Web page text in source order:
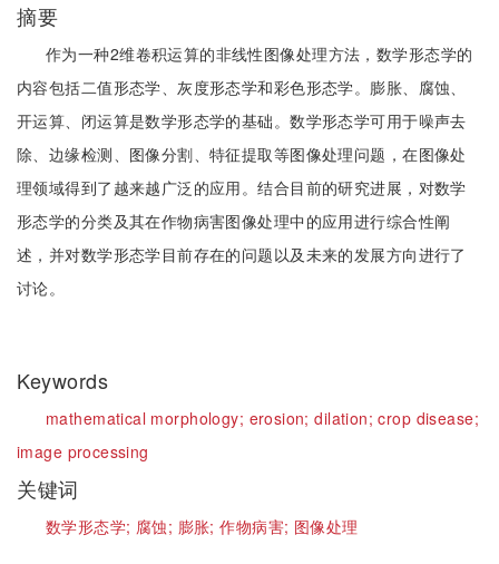
摘要
作为一种2维卷积运算的非线性图像处理方法，数学形态学的
内容包括二值形态学、灰度形态学和彩色形态学。膨胀、腐蚀、
开运算、闭运算是数学形态学的基础。数学形态学可用于噪声去
除、边缘检测、图像分割、特征提取等图像处理问题，在图像处
理领域得到了越来越广泛的应用。结合目前的研究进展，对数学
形态学的分类及其在作物病害图像处理中的应用进行综合性阐
述，并对数学形态学目前存在的问题以及未来的发展方向进行了
讨论。
Keywords
mathematical morphology; erosion;dilation;crop disease;
image processing
关键词
数学形态学; 腐蚀; 膨胀;作物病害; 图像处理